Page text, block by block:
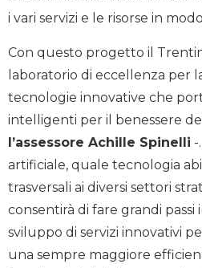
i vari servizi e le risorse in
Con questo progetto il
laboratorio di eccellenza per
tecnologie innovative che
intelligenti per il benessere
l’assessore Achille Spinelli -
artificiale, quale tecnologia
trasversali ai diversi settori
consentirà di fare grandi
sviluppo di servizi innovativi
una sempre maggiore